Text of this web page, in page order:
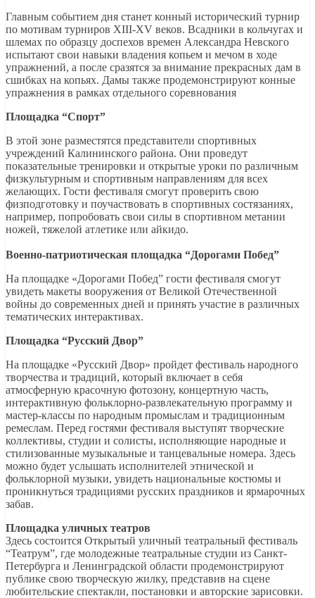
Главным событием дня станет конный исторический турнир
по мотивам турниров XIII-XV веков. Всадники в кольчугах и
шлемах по образцу доспехов времен Александра Невского
испытают свои навыки владения копьем и мечом в ходе
упражнений, а после сразятся за внимание прекрасных дам в
сшибках на копьях. Дамы также продемонстрируют конные
упражнения в рамках отдельного соревнования
Площадка “Спорт”
В этой зоне разместятся представители спортивных
учреждений Калининского района. Они проведут
показательные тренировки и открытые уроки по различным
физкультурным и спортивным направлениям для всех
желающих. Гости фестиваля смогут проверить свою
физподготовку и поучаствовать в спортивных состязаниях,
например, попробовать свои силы в спортивном метании
ножей, тяжелой атлетике или айкидо.
Военно-патриотическая площадка “Дорогами Побед”
На площадке «Дорогами Побед” гости фестиваля смогут
увидеть макеты вооружения от Великой Отечественной
войны до современных дней и принять участие в различных
тематических интерактивах.
Площадка “Русский Двор”
На площадке «Русский Двор» пройдет фестиваль народного
творчества и традиций, который включает в себя
атмосферную красочную фотозону, концертную часть,
интерактивную фольклорно-развлекательную программу и
мастер-классы по народным промыслам и традиционным
ремеслам. Перед гостями фестиваля выступят творческие
коллективы, студии и солисты, исполняющие народные и
стилизованные музыкальные и танцевальные номера. Здесь
можно будет услышать исполнителей этнической и
фольклорной музыки, увидеть национальные костюмы и
проникнуться традициями русских праздников и ярмарочных
забав.
Площадка уличных театров
Здесь состоится Открытый уличный театральный фестиваль
“Театрум”, где молодежные театральные студии из Санкт-
Петербурга и Ленинградской области продемонстрируют
публике свою творческую жилку, представив на сцене
любительские спектакли, постановки и авторские зарисовки.